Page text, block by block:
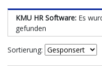
KMU HR Software: Es
gefunden
Sortierung: